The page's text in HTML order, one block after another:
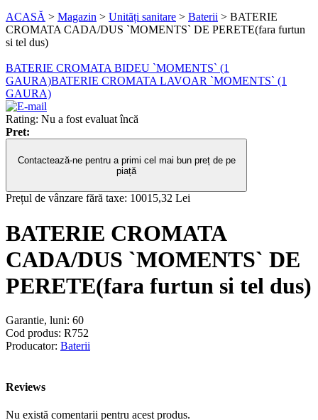
ACASĂ > Magazin > Unități sanitare > Baterii > BATERIE
CROMATA CADA/DUS `MOMENTS` DE PERETE(fara furtun
si tel dus)
BATERIE CROMATA BIDEU `MOMENTS` (1
GAURA)BATERIE CROMATA LAVOAR `MOMENTS` (1
GAURA)
Rating: Nu a fost evaluat încă
Pret:
Contactează-ne pentru a primi cel mai bun preț de pe
piață
Prețul de vânzare fără taxe: 10015,32 Lei
BATERIE CROMATA
CADA/DUS `MOMENTS` DE
PERETE(fara furtun si tel dus)
Garantie, luni: 60
Cod produs: R752
Producator: Baterii
Reviews
Nu există comentarii pentru acest produs.